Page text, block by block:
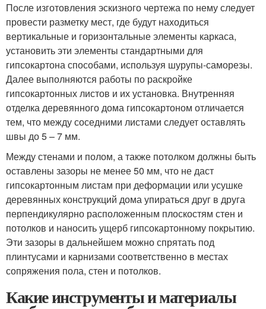
После изготовления эскизного чертежа по нему следует
провести разметку мест, где будут находиться
вертикальные и горизонтальные элементы каркаса,
установить эти элементы стандартными для
гипсокартона способами, используя шурупы-саморезы.
Далее выполняются работы по раскройке
гипсокартонных листов и их установка. Внутренняя
отделка деревянного дома гипсокартоном отличается
тем, что между соседними листами следует оставлять
швы до 5 – 7 мм.
Между стенами и полом, а также потолком должны быть
оставлены зазоры не менее 50 мм, что не даст
гипсокартонным листам при деформации или усушке
деревянных конструкций дома упираться друг в друга
перпендикулярно расположенным плоскостям стен и
потолков и наносить ущерб гипсокартонному покрытию.
Эти зазоры в дальнейшем можно спрятать под
плинтусами и карнизами соответственно в местах
сопряжения пола, стен и потолков.
Какие инструменты и материалы